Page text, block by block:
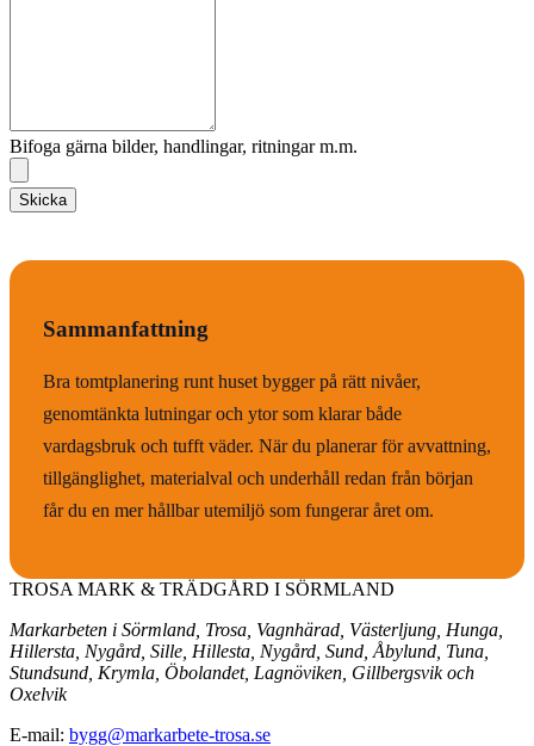
Bifoga gärna bilder, handlingar, ritningar m.m.
Skicka
Sammanfattning
Bra tomtplanering runt huset bygger på rätt nivåer,
genomtänkta lutningar och ytor som klarar både
vardagsbruk och tufft väder. När du planerar för avvattning,
tillgänglighet, materialval och underhåll redan från början
får du en mer hållbar utemiljö som fungerar året om.
TROSA MARK & TRÄDGÅRD I SÖRMLAND
Markarbeten i Sörmland, Trosa, Vagnhärad, Västerljung, Hunga,
Hillersta, Nygård, Sille, Hillesta, Nygård, Sund, Åbylund, Tuna,
Stundsund, Krymla, Öbolandet, Lagnöviken, Gillbergsvik och
Oxelvik
E-mail: bygg@markarbete-trosa.se